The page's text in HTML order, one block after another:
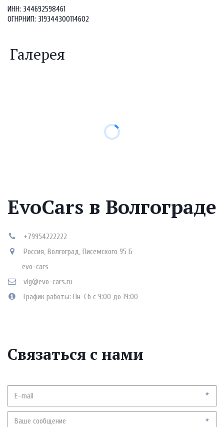
ИНН: 344692598461
ОГНРНИП: 319344300114602
Галерея
EvoCars в Волгограде
+79954222222
Россия, Волгоград, Писемского 95 Б
evo-cars
vlg@evo-cars.ru
График работы: Пн-Сб с 9:00 до 19:00
Связаться с нами
*
*